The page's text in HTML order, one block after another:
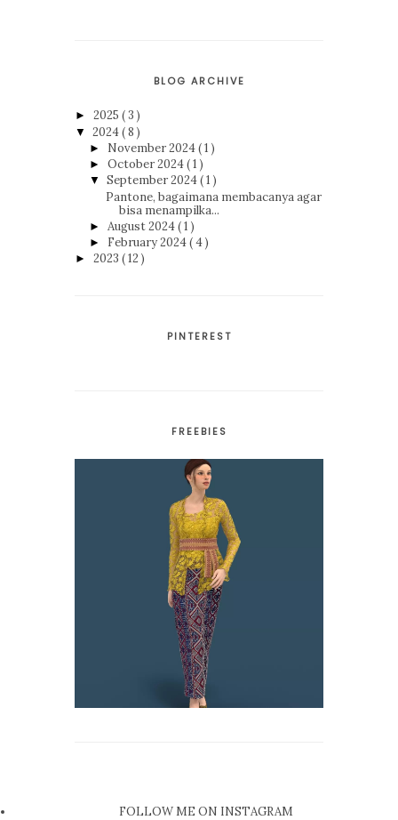
BLOG ARCHIVE
► 2025 ( 3 )
▼ 2024( 8 )
► November 2024( 1 )
► October 2024( 1 )
▼ September 2024( 1 )
Pantone, bagaimana membacanya agar
bisa menampilka...
► August 2024( 1 )
► February 2024( 4 )
► 2023 ( 12 )
PINTEREST
FREEBIES
FOLLOW ME ON INSTAGRAM